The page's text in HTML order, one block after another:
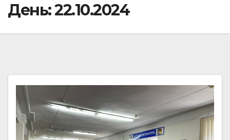
День:22.10.2024